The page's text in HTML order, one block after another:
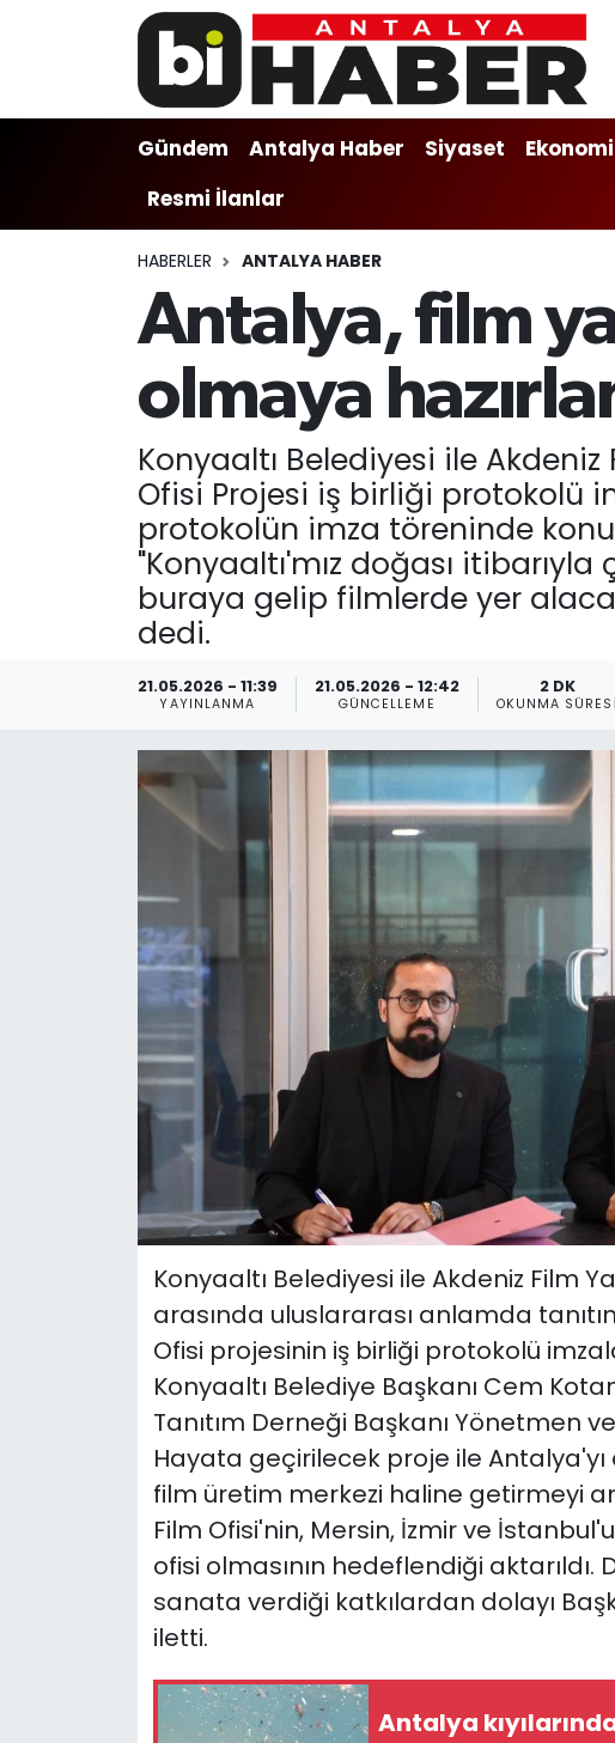
Gündem Antalya Haber Siyaset Ekonomi
Resmi İlanlar
HABERLER ANTALYA HABER
Antalya, film
olmaya
Konyaaltı Belediyesi ile
Ofisi Projesi iş birliği protokolü
protokolün imza töreninde
"Konyaaltı'mız doğası
buraya gelip filmlerde yer
dedi.
21.05.2026 - 11:39
YAYINLANMA
21.05.2026 - 12:42
GÜNCELLEME
2 DK
OKUNMA SÜRESI
Konyaaltı Belediyesi ile Akdeniz Film
arasında uluslararası anlamda
Ofisi projesinin iş birliği protokolü
Konyaaltı Belediye Başkanı Cem
Tanıtım Derneği Başkanı Yönetmen
Hayata geçirilecek proje ile
film üretim merkezi haline getirmeyi
Film Ofisi'nin, Mersin, İzmir ve
ofisi olmasının hedeflendiği aktarıldı.
sanata verdiği katkılardan dolayı
iletti.
Antalya
Gündem
Antalya Haber
Siyaset
Ekonomi
Kültür-sanat
Teknoloji
Resmi İlanlar
Gündem
Antalya Haber
Siyaset
Ekonomi
Kültür-sanat
Teknoloji
Yaşam
Gizlilik Sözleşmesi
Muratpaşa Nöbetçi Eczaneler
Muratpaşa Hava Durumu
Muratpaşa Trafik Yoğunluk Haritası
Süper Lig Puan Durumu ve Fikstür
Tüm Manşetler
Son Dakika Haberleri
Haber Arşivi